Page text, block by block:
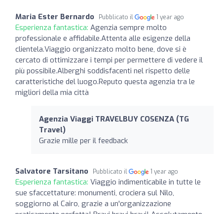
Maria Ester Bernardo Pubblicato il 1 year ago
Esperienza fantastica: Agenzia sempre molto
professionale e affidabile.Attenta alle esigenze della
clientela.Viaggio organizzato molto bene, dove si è
cercato di ottimizzare i tempi per permettere di vedere il
più possibile.Alberghi soddisfacenti nel rispetto delle
caratteristiche del luogo.Reputo questa agenzia tra le
migliori della mia città
Agenzia Viaggi TRAVELBUY COSENZA (TG
Travel)
Grazie mille per il feedback
Salvatore Tarsitano Pubblicato il 1 year ago
Esperienza fantastica: Viaggio indimenticabile in tutte le
sue sfaccettature: monumenti, crociera sul Nilo,
soggiorno al Cairo, grazie a un'organizzazione